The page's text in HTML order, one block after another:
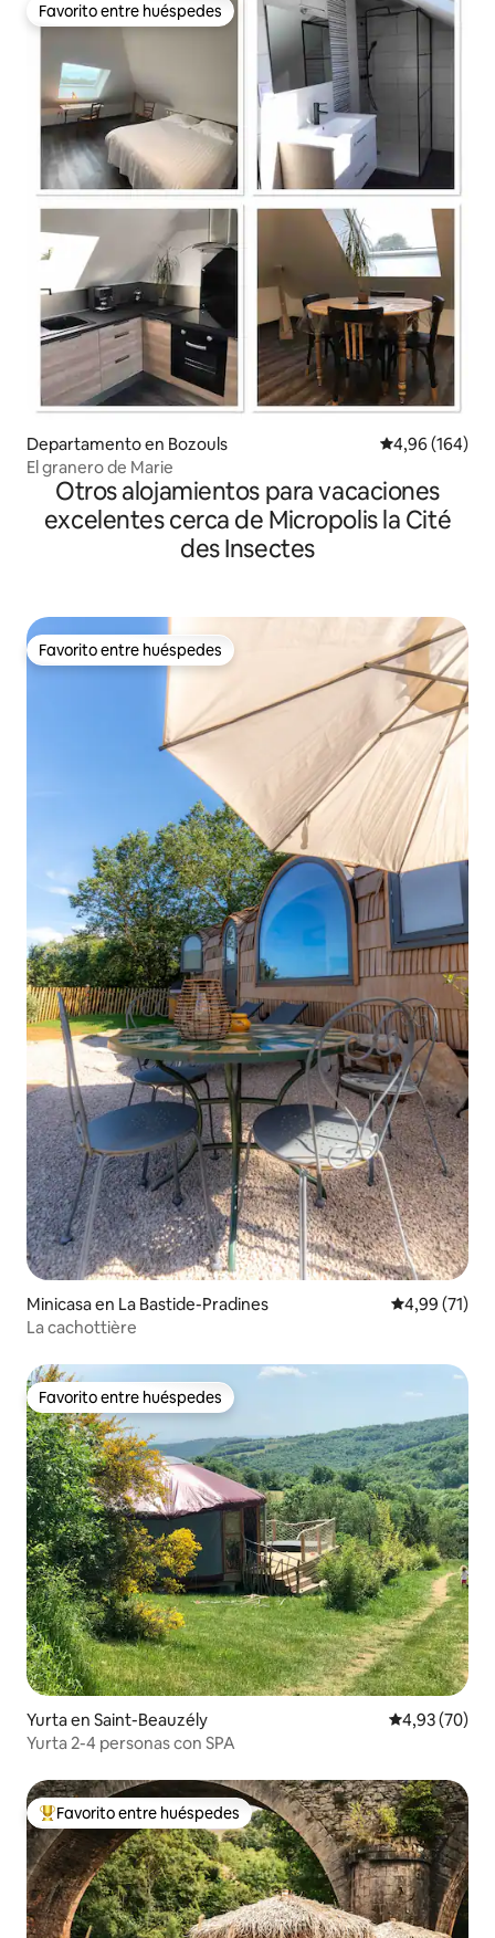
Favorito entre huéspedes
Favorito entre huéspedes
Departamento en Bozouls Calificación
4,96 (164)
El granero de Marie
Otros alojamientos para vacaciones
excelentes cerca de Micropolis la Cité
des Insectes
Favorito entre huéspedes
Favorito entre huéspedes
Minicasa en La Bastide-Pradines Calificación
4,99 (71)
La cachottière
Favorito entre huéspedes
Favorito entre huéspedes
Yurta en Saint-Beauzély Calificación
4,93 (70)
Yurta 2-4 personas con SPA
Favorito entre los huéspedes más destacados
Favorito entre huéspedes